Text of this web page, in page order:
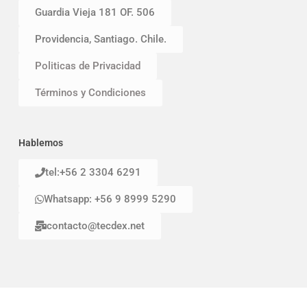
Guardia Vieja 181 OF. 506
Providencia, Santiago. Chile.
Politicas de Privacidad
Términos y Condiciones
Hablemos
tel:+56 2 3304 6291
Whatsapp: +56 9 8999 5290
contacto@tecdex.net